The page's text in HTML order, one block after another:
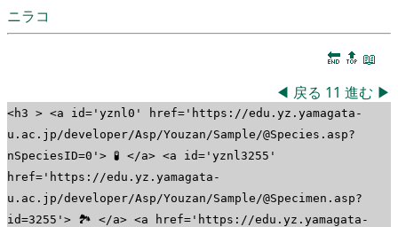
ニラコ
🔚 🔝 📖
◀ 戻る 11 進む ▶
<h3 > <a id='yznl0' href='https://edu.yz.yamagata-
u.ac.jp/developer/Asp/Youzan/Sample/@Species.asp?
nSpeciesID=0'> 🧪 </a> <a id='yznl3255'
href='https://edu.yz.yamagata-
u.ac.jp/developer/Asp/Youzan/Sample/@Specimen.asp?
id=3255'> 🏞 </a> <a href='https://edu.yz.yamagata-